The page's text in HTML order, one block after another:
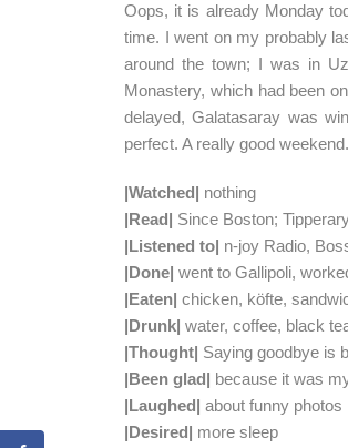
Oops, it is already Monday
time. I went on my probably
around the town; I was in
Monastery, which had been
delayed, Galatasaray was
perfect. A really good
|Watched| nothing
|Read| Since Boston;
|Listened to| n-joy Radio,
|Done| went to Gallipoli,
|Eaten| chicken, köfte,
|Drunk| water, coffee, black
|Thought| Saying goodbye is
|Been glad| because it was
|Laughed| about funny photos
|Desired| more sleep